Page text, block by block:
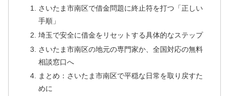
さいたま市南区で借金問題に終止符を打つ「正しい
手順」
埼玉で安全に借金をリセットする具体的なステップ
さいたま市南区の地元の専門家か、全国対応の無料
相談窓口へ
まとめ：さいたま市南区で平穏な日常を取り戻すた
めに